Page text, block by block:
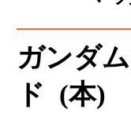
ガンダ
ド (本)